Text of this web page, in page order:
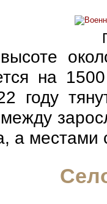
на
году
а местами